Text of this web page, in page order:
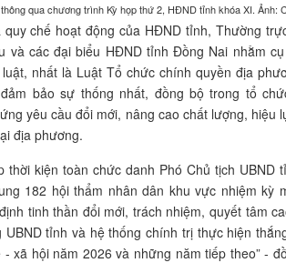
qua chương trình Kỳ họp thứ 2, HĐND tỉnh khóa XI. Ảnh:
quy chế hoạt động của HĐND tỉnh, Thường
và các đại biểu HĐND tỉnh Đồng Nai nhằm
nhất là Luật Tổ chức chính quyền địa
bảo sự thống nhất, đồng bộ trong tổ
yêu cầu đổi mới, nâng cao chất lượng, hiệu
địa phương.
thời kiện toàn chức danh Phó Chủ tịch UBND
182 hội thẩm nhân dân khu vực nhiệm kỳ
tinh thần đổi mới, trách nhiệm, quyết tâm
tỉnh và hệ thống chính trị thực hiện
xã hội năm 2026 và những năm tiếp theo” -